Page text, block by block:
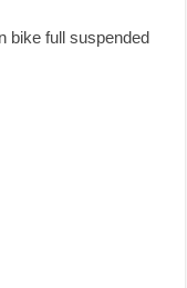
bike full suspended